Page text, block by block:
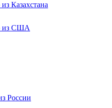
Казахстана
из США
России